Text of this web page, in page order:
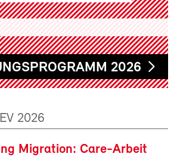
2026
2026
Migration: Care-Arbeit